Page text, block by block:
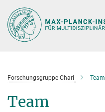
Hauptinhalt
Forschungsgruppe Chari Team
Team